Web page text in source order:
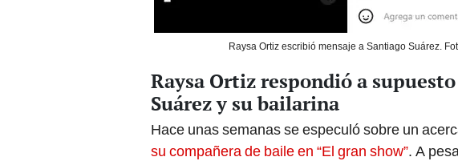
Raysa Ortiz escribió mensaje a Santiago Suárez.
Raysa Ortiz respondió a
Suárez y su bailarina
Hace unas semanas se especuló sobre un
su compañera de baile en “El gran show”. A